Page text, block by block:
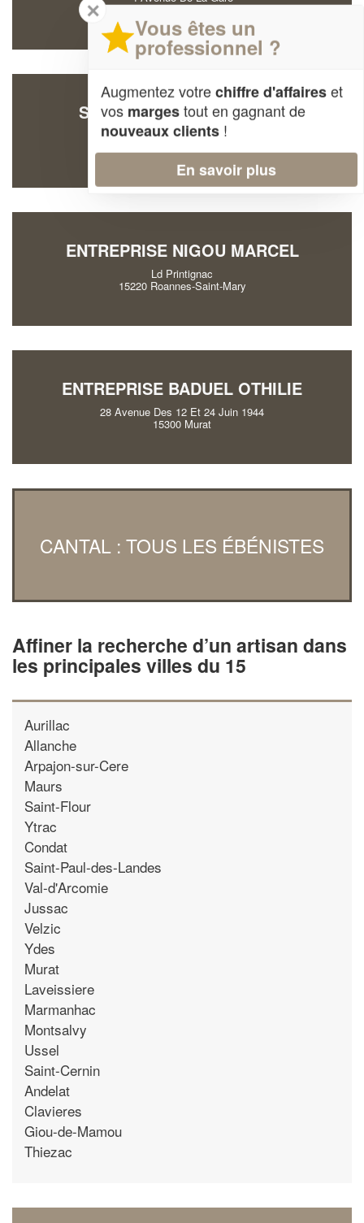
15200 Mauriac
SOCIÉTÉ BORDERIE JEAN
Cheyrouse
ENTREPRISE NIGOU MARCEL
Ld Printignac
15220 Roannes-Saint-Mary
ENTREPRISE BADUEL OTHILIE
28 Avenue Des 12 Et 24 Juin 1944
15300 Murat
CANTAL : TOUS LES ÉBÉNISTES
Affiner la recherche d’un artisan dans
les principales villes du 15
Aurillac
Allanche
Arpajon-sur-Cere
Maurs
Saint-Flour
Ytrac
Condat
Saint-Paul-des-Landes
Val-d'Arcomie
Jussac
Velzic
Ydes
Murat
Laveissiere
Marmanhac
Montsalvy
Ussel
Saint-Cernin
Andelat
Clavieres
Giou-de-Mamou
Thiezac
✕
Vous êtes un
professionnel ?
Augmentez votrechiffre d'affaireset
vos margestout en gagnant de
nouveaux clients !
En savoir plus